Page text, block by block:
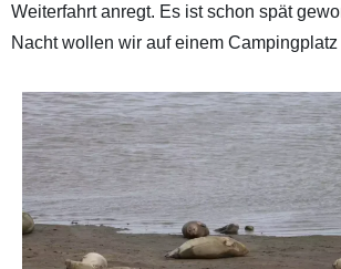
Weiterfahrt anregt. Es ist schon spät
Nacht wollen wir auf einem